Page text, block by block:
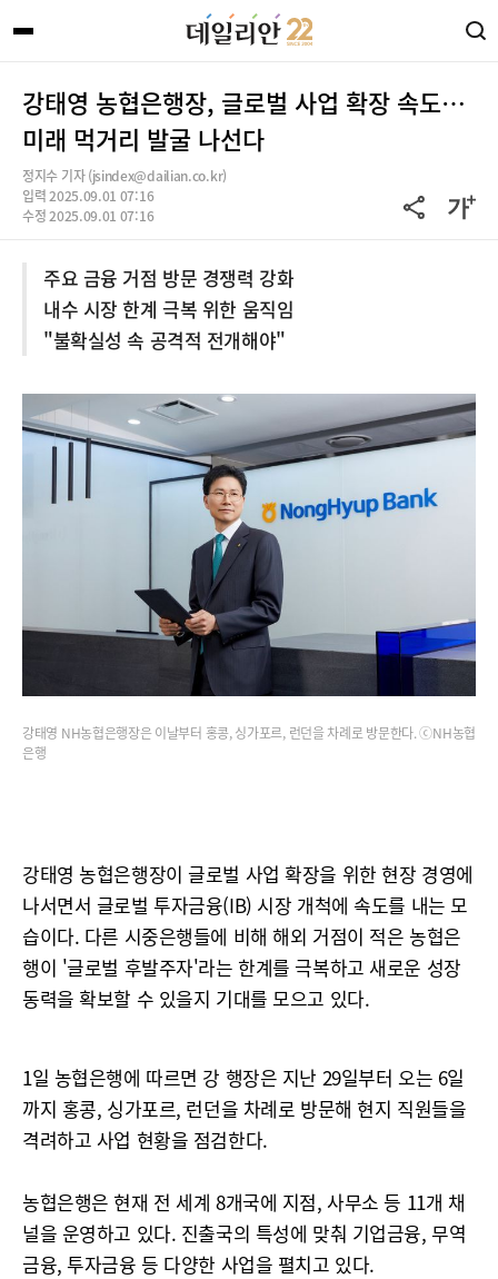
강태영 농협은행장, 글로벌 사업 확장 속도…
미래 먹거리 발굴 나선다
정지수 기자 (jsindex@dailian.co.kr)
입력 2025.09.01 07:16
수정 2025.09.01 07:16
주요 금융 거점 방문 경쟁력 강화
내수 시장 한계 극복 위한 움직임
"불확실성 속 공격적 전개해야"
강태영 NH농협은행장은 이날부터 홍콩, 싱가포르, 런던을 차례로 방문한다. ⓒNH농협
은행
강태영 농협은행장이 글로벌 사업 확장을 위한 현장 경영에
나서면서 글로벌 투자금융(IB) 시장 개척에 속도를 내는 모
습이다. 다른 시중은행들에 비해 해외 거점이 적은 농협은
행이 '글로벌 후발주자'라는 한계를 극복하고 새로운 성장
동력을 확보할 수 있을지 기대를 모으고 있다.
1일 농협은행에 따르면 강 행장은 지난 29일부터 오는 6일
까지 홍콩, 싱가포르, 런던을 차례로 방문해 현지 직원들을
격려하고 사업 현황을 점검한다.
농협은행은 현재 전 세계 8개국에 지점, 사무소 등 11개 채
널을 운영하고 있다. 진출국의 특성에 맞춰 기업금융, 무역
금융, 투자금융 등 다양한 사업을 펼치고 있다.